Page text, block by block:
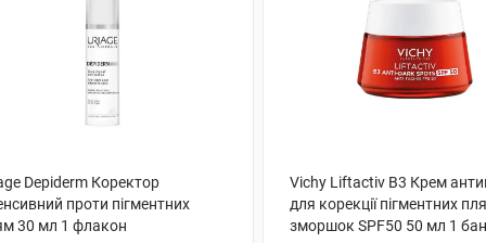
Depiderm Коректор
проти пігментних
30 мл 1 флакон
Vichy Liftactiv В3 Крем
для корекції пігментних
зморшок SPF50 50 мл 1